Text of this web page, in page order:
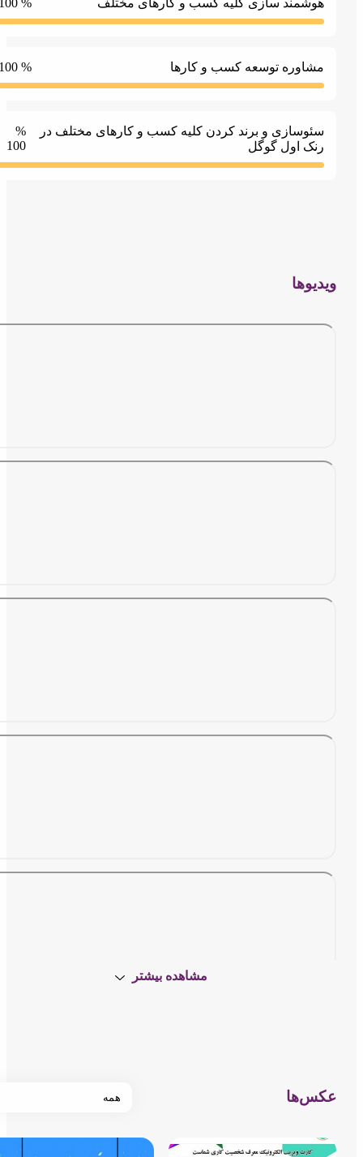
سازی کلیه کسب و کارهای مختلف
توسعه کسب و کارها
و برند کردن کلیه کسب و کارهای مختلف در
اول گوگل
%
مشاهده بیشتر